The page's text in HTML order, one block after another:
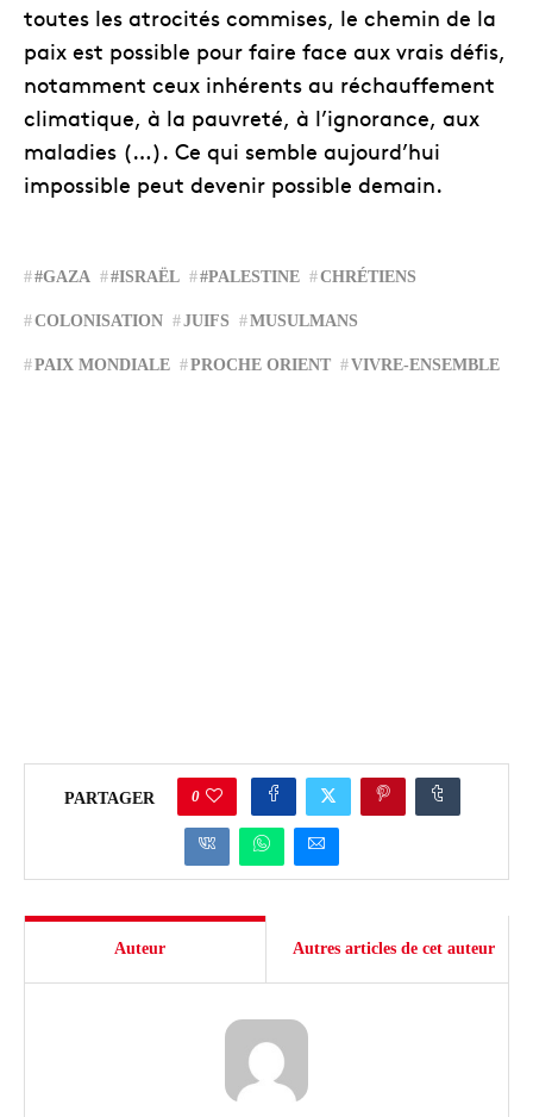
toutes les atrocités commises, le chemin de la
paix est possible pour faire face aux vrais défis,
notamment ceux inhérents au réchauffement
climatique, à la pauvreté, à l’ignorance, aux
maladies (…). Ce qui semble aujourd’hui
impossible peut devenir possible demain.
#GAZA #ISRAËL #PALESTINE CHRÉTIENS
COLONISATION JUIFS MUSULMANS
PAIX MONDIALE PROCHE ORIENT VIVRE-ENSEMBLE
PARTAGER 0
Auteur Autres articles de cet auteur